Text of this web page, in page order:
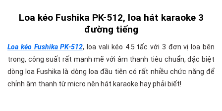
Loa kéo Fushika PK-512, loa hát karaoke 3
đường tiếng
Loa kéo Fushika PK-512, loa vali kéo 4.5 tấc với 3 đơn vị loa bên
trong, công suất rất mạnh mẽ với âm thanh tiêu chuẩn, đặc biệt
dòng loa Fushika là dòng loa đầu tiên có rất nhiều chức năng để
chỉnh âm thanh từ micro nên hát karaoke hay phải biết!